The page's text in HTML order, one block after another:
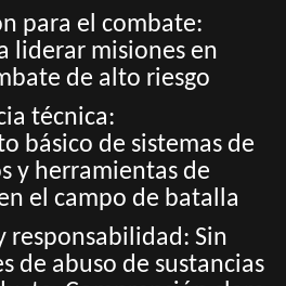
para el combate:
liderar misiones en
de alto riesgo
técnica:
básico de sistemas de
y herramientas de
el campo de batalla
responsabilidad: Sin
de abuso de sustancias